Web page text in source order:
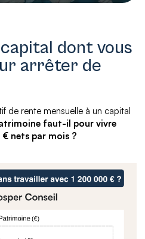
dont vous
arrêter de
de rente mensuelle à un capital
faut-il pour vivre
nets par mois ?